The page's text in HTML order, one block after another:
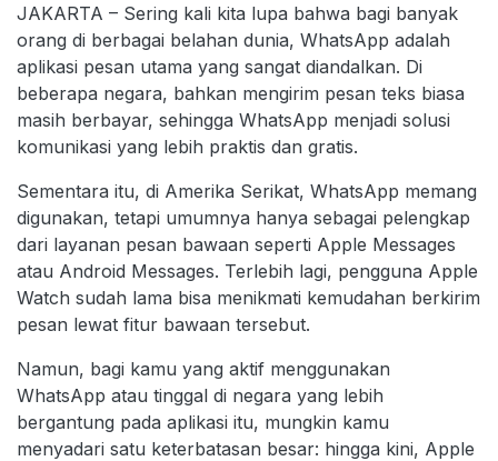
JAKARTA – Sering kali kita lupa bahwa bagi banyak
orang di berbagai belahan dunia, WhatsApp adalah
aplikasi pesan utama yang sangat diandalkan. Di
beberapa negara, bahkan mengirim pesan teks biasa
masih berbayar, sehingga WhatsApp menjadi solusi
komunikasi yang lebih praktis dan gratis.
Sementara itu, di Amerika Serikat, WhatsApp memang
digunakan, tetapi umumnya hanya sebagai pelengkap
dari layanan pesan bawaan seperti Apple Messages
atau Android Messages. Terlebih lagi, pengguna Apple
Watch sudah lama bisa menikmati kemudahan berkirim
pesan lewat fitur bawaan tersebut.
Namun, bagi kamu yang aktif menggunakan
WhatsApp atau tinggal di negara yang lebih
bergantung pada aplikasi itu, mungkin kamu
menyadari satu keterbatasan besar: hingga kini, Apple